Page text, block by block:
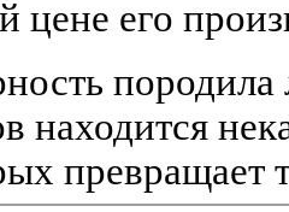
цене его
находится
превращает